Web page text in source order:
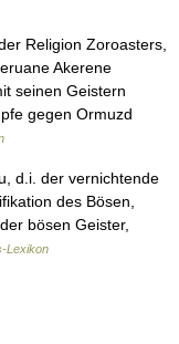
Religion Zoroasters,
Akerene
seinen Geistern
gegen Ormuzd
d.i. der vernichtende
des Bösen,
bösen Geister,
Lexikon